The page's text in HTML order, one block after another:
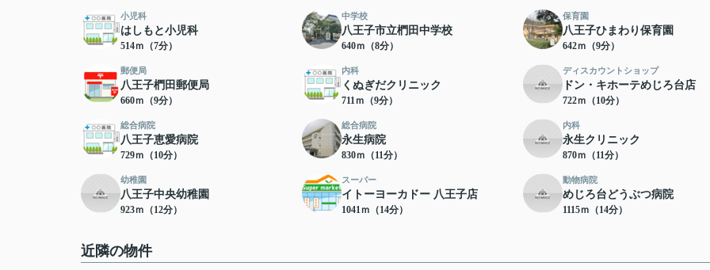
小児科
はしもと小児科
514ｍ（7分）
中学校
八王子市立椚田中学校
640ｍ（8分）
保育園
八王子ひまわり保育園
642ｍ（9分）
郵便局
八王子椚田郵便局
660ｍ（9分）
内科
くぬぎだクリニック
711ｍ（9分）
ディスカウントショップ
ドン・キホーテめじろ台店
722ｍ（10分）
総合病院
八王子恵愛病院
729ｍ（10分）
総合病院
永生病院
830ｍ（11分）
内科
永生クリニック
870ｍ（11分）
幼稚園
八王子中央幼稚園
923ｍ（12分）
スーパー
イトーヨーカドー 八王子店
1041ｍ（14分）
動物病院
めじろ台どうぶつ病院
1115ｍ（14分）
近隣の物件